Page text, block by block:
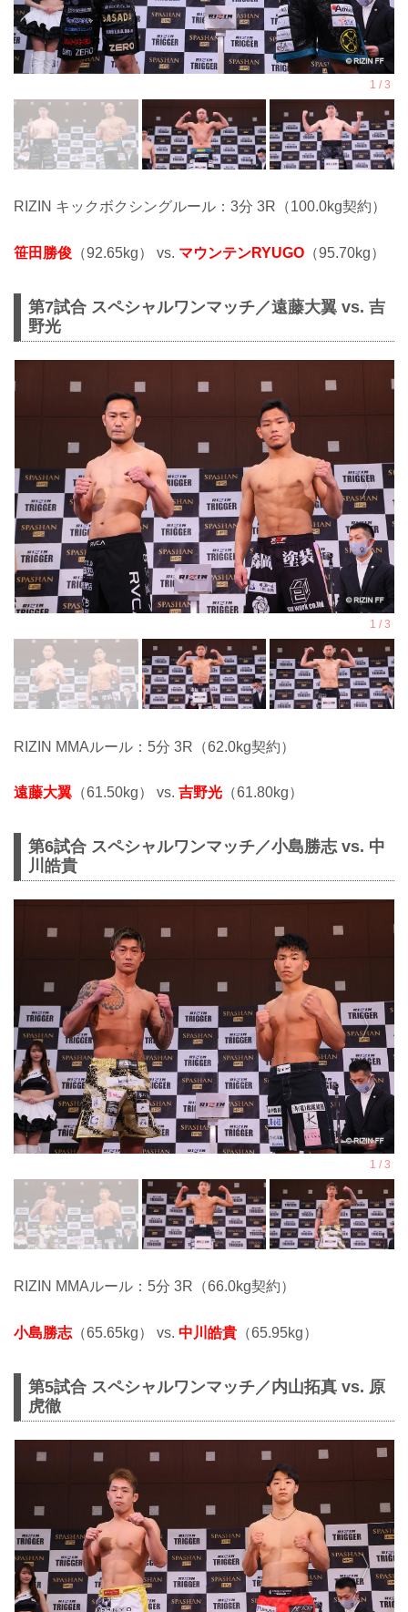
RIZIN キックボクシングルール：3分 3R（100.0kg契約）
笹田勝俊 （92.65kg） vs. マウンテンRYUGO （95.70kg）
第7試合 スペシャルワンマッチ／遠藤大翼 vs. 吉
野光
RIZIN MMAルール：5分 3R（62.0kg契約）
遠藤大翼 （61.50kg） vs. 吉野光 （61.80kg）
第6試合 スペシャルワンマッチ／小島勝志 vs. 中
川皓貴
RIZIN MMAルール：5分 3R（66.0kg契約）
小島勝志 （65.65kg） vs. 中川皓貴 （65.95kg）
第5試合 スペシャルワンマッチ／内山拓真 vs. 原
虎徹